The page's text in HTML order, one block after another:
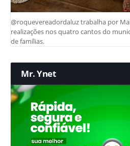
@roquevereadordaluz trabalha por
realizações nos quatro cantos do
de famílias.
Mr. Ynet